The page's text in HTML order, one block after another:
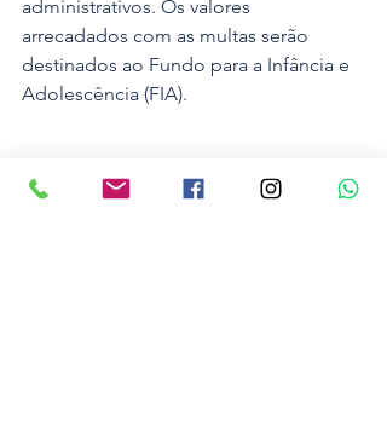
administrativos. Os valores
arrecadados com as multas serão
destinados ao Fundo para a Infância e
Adolescência (FIA).
Educação
Noticias